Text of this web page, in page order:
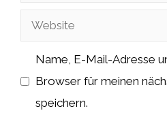
Adresse
Website
Name, E-Mail-Adresse
Browser für meinen
speichern.